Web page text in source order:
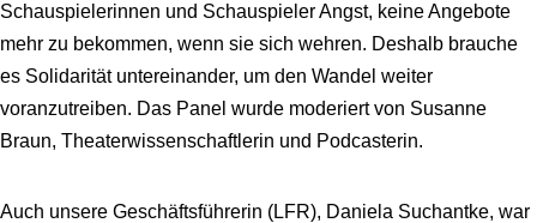
Schauspielerinnen und Schauspieler Angst, keine Angebote
mehr zu bekommen, wenn sie sich wehren. Deshalb brauche
es Solidarität untereinander, um den Wandel weiter
voranzutreiben. Das Panel wurde moderiert von Susanne
Braun, Theaterwissenschaftlerin und Podcasterin.
Auch unsere Geschäftsführerin (LFR), Daniela Suchantke, war